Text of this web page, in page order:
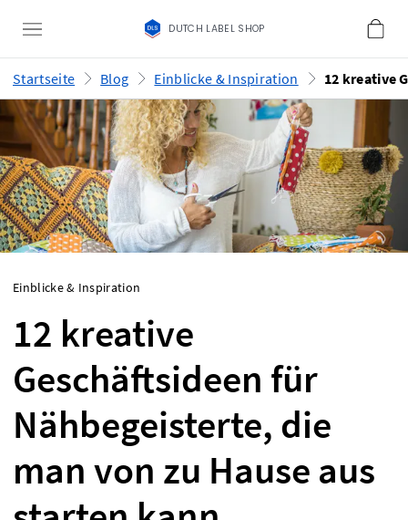
DUTCH LABEL SHOP
Startseite Blog Einblicke & Inspiration
Einblicke & Inspiration
12 kreative
Geschäftsideen für
Nähbegeisterte, die
man von zu Hause aus